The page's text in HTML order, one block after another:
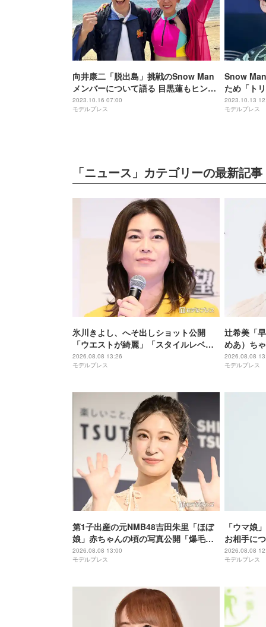
向井康二「脱出島」挑戦のSnow Man
メンバーについて語る 目黒蓮もヒント
明かす
2023.10.16 07:00
モデルプレス
Snow
ため「ト
韓国語勉
たら」
2023.10.13
モデルプレス
「ニュース」カテゴリーの最新記事
氷川きよし、へそ出しショット公開
「ウエストが綺麗」「スタイルレベ
チ」と絶賛の声
2026.08.08 13:26
モデルプレス
辻希美「
めあ）ち
ショット
しい」「天
2026.08.08
モデルプレス
第1子出産の元NMB48吉田朱里「ほぼ
娘」赤ちゃんの頃の写真公開「爆毛す
ごい」「ほっぺがぷくぷくで可愛すぎ
る」の声
2026.08.08 13:00
モデルプレス
「ウマ娘
お相手に
気ままな
してとて
2026.08.08
モデルプレス